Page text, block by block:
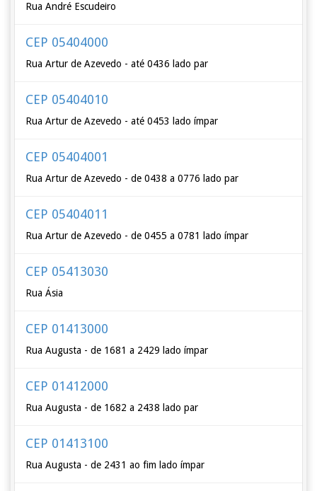
Rua André Escudeiro
CEP 05404000
Rua Artur de Azevedo - até 0436 lado par
CEP 05404010
Rua Artur de Azevedo - até 0453 lado ímpar
CEP 05404001
Rua Artur de Azevedo - de 0438 a 0776 lado par
CEP 05404011
Rua Artur de Azevedo - de 0455 a 0781 lado ímpar
CEP 05413030
Rua Ásia
CEP 01413000
Rua Augusta - de 1681 a 2429 lado ímpar
CEP 01412000
Rua Augusta - de 1682 a 2438 lado par
CEP 01413100
Rua Augusta - de 2431 ao fim lado ímpar